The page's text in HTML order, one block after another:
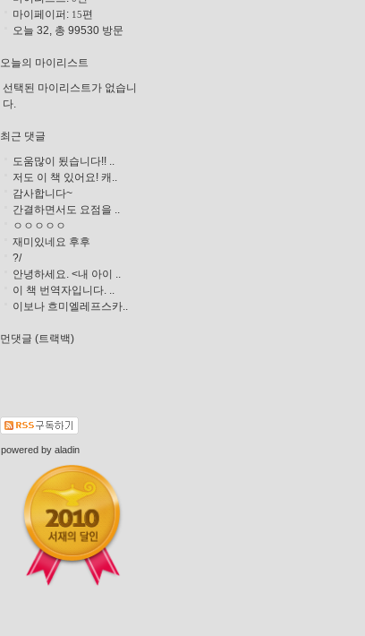
마이페이퍼: 15편
오늘 32, 총 99530 방문
오늘의 마이리스트
선택된 마이리스트가 없습니
다.
최근 댓글
도움많이 됬습니다!! ..
저도 이 책 있어요! 캐..
감사합니다~
간결하면서도 요점을 ..
ㅇㅇㅇㅇㅇ
재미있네요 후후
?/
안녕하세요. <내 아이 ..
이 책 번역자입니다. ..
이보나 흐미엘레프스카..
먼댓글 (트랙백)
powered by aladin